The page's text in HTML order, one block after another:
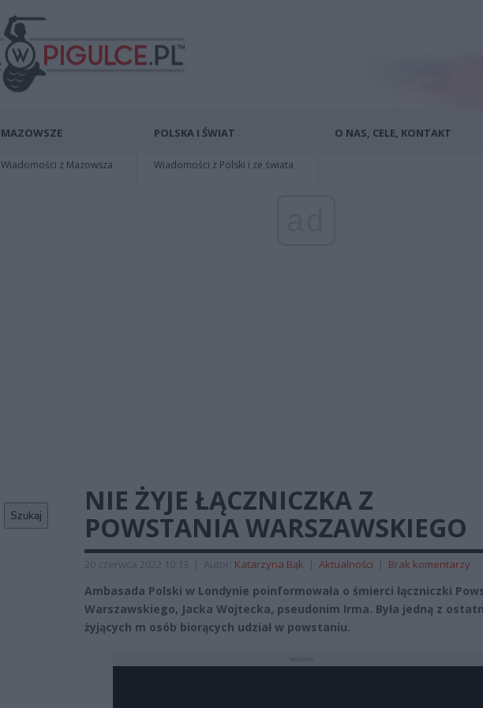
MAZOWSZE
Wiadomości z Mazowsza
POLSKA I ŚWIAT
Wiadomości z Polski i ze świata
O NAS, CELE, KONTAKT
Szukaj
NIE ŻYJE ŁĄCZNICZKA Z
POWSTANIA WARSZAWSKIEGO
20 czerwca 2022 10:13 | Autor: Katarzyna Bąk | Aktualności | Brak komentarzy
Ambasada Polski w Londynie poinformowała o śmierci łączniczki
Warszawskiego, Jacka Wojtecka, pseudonim Irma. Była jedną z
żyjących m osób biorących udział w powstaniu.